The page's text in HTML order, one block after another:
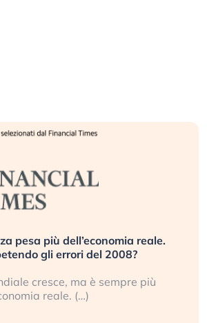
pesa più dell’economia reale.
gli errori del 2008?
cresce, ma è sempre più
reale. (…)